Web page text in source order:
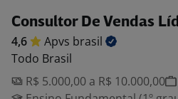
Consultor De Vendas
4,6 Apvs brasil
Todo Brasil
R$ 5.000,00 a R$ 10.000,00